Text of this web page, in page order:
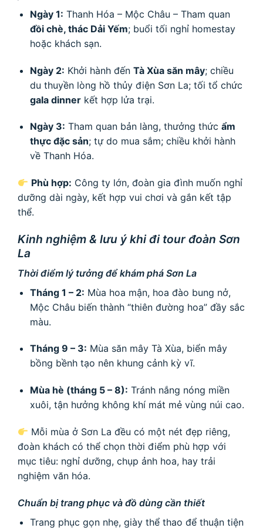
Ngày 1: Thanh Hóa – Mộc Châu – Tham quan
đồi chè, thác Dải Yếm; buổi tối nghỉ homestay
hoặc khách sạn.
Ngày 2: Khởi hành đến Tà Xùa săn mây; chiều
du thuyền lòng hồ thủy điện Sơn La; tối tổ chức
gala dinnerkết hợp lửa trại.
Ngày 3: Tham quan bản làng, thưởng thức ẩm
thực đặc sản; tự do mua sắm; chiều khởi hành
về Thanh Hóa.
Phù hợp: Công ty lớn, đoàn gia đình muốn nghỉ
dưỡng dài ngày, kết hợp vui chơi và gắn kết tập
thể.
Kinh nghiệm & lưu ý khi đi tour đoàn Sơn
La
Thời điểm lý tưởng để khám phá Sơn La
Tháng 1 – 2: Mùa hoa mận, hoa đào bung nở,
Mộc Châu biến thành “thiên đường hoa” đầy sắc
màu.
Tháng 9 – 3: Mùa săn mây Tà Xùa, biển mây
bồng bềnh tạo nên khung cảnh kỳ vĩ.
Mùa hè (tháng 5 – 8): Tránh nắng nóng miền
xuôi, tận hưởng không khí mát mẻ vùng núi cao.
Mỗi mùa ở Sơn La đều có một nét đẹp riêng,
đoàn khách có thể chọn thời điểm phù hợp với
mục tiêu: nghỉ dưỡng, chụp ảnh hoa, hay trải
nghiệm văn hóa.
Chuẩn bị trang phục và đồ dùng cần thiết
Trang phục gọn nhẹ, giày thể thao để thuận tiện